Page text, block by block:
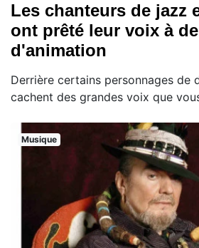
Les chanteurs de jazz
ont prêté leur voix à
d'animation
Derrière certains personnages de
cachent des grandes voix que
Musique